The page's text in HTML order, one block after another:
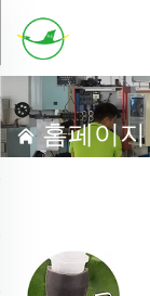
홈페이지